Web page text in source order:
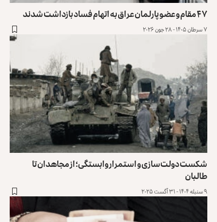
۴۷ مقام و عضو پارلمان عراق به اتهام فساد بازداشت شدند
۷ سرطان ۱۴۰۵ - ۲۸ جون ۲۰۲۶
شکست دولت‌سازی و استمرار وابستگی؛ از مجاهدان تا
طالبان
۹ سنبله ۱۴۰۴ - ۳۱ آگست ۲۰۲۵